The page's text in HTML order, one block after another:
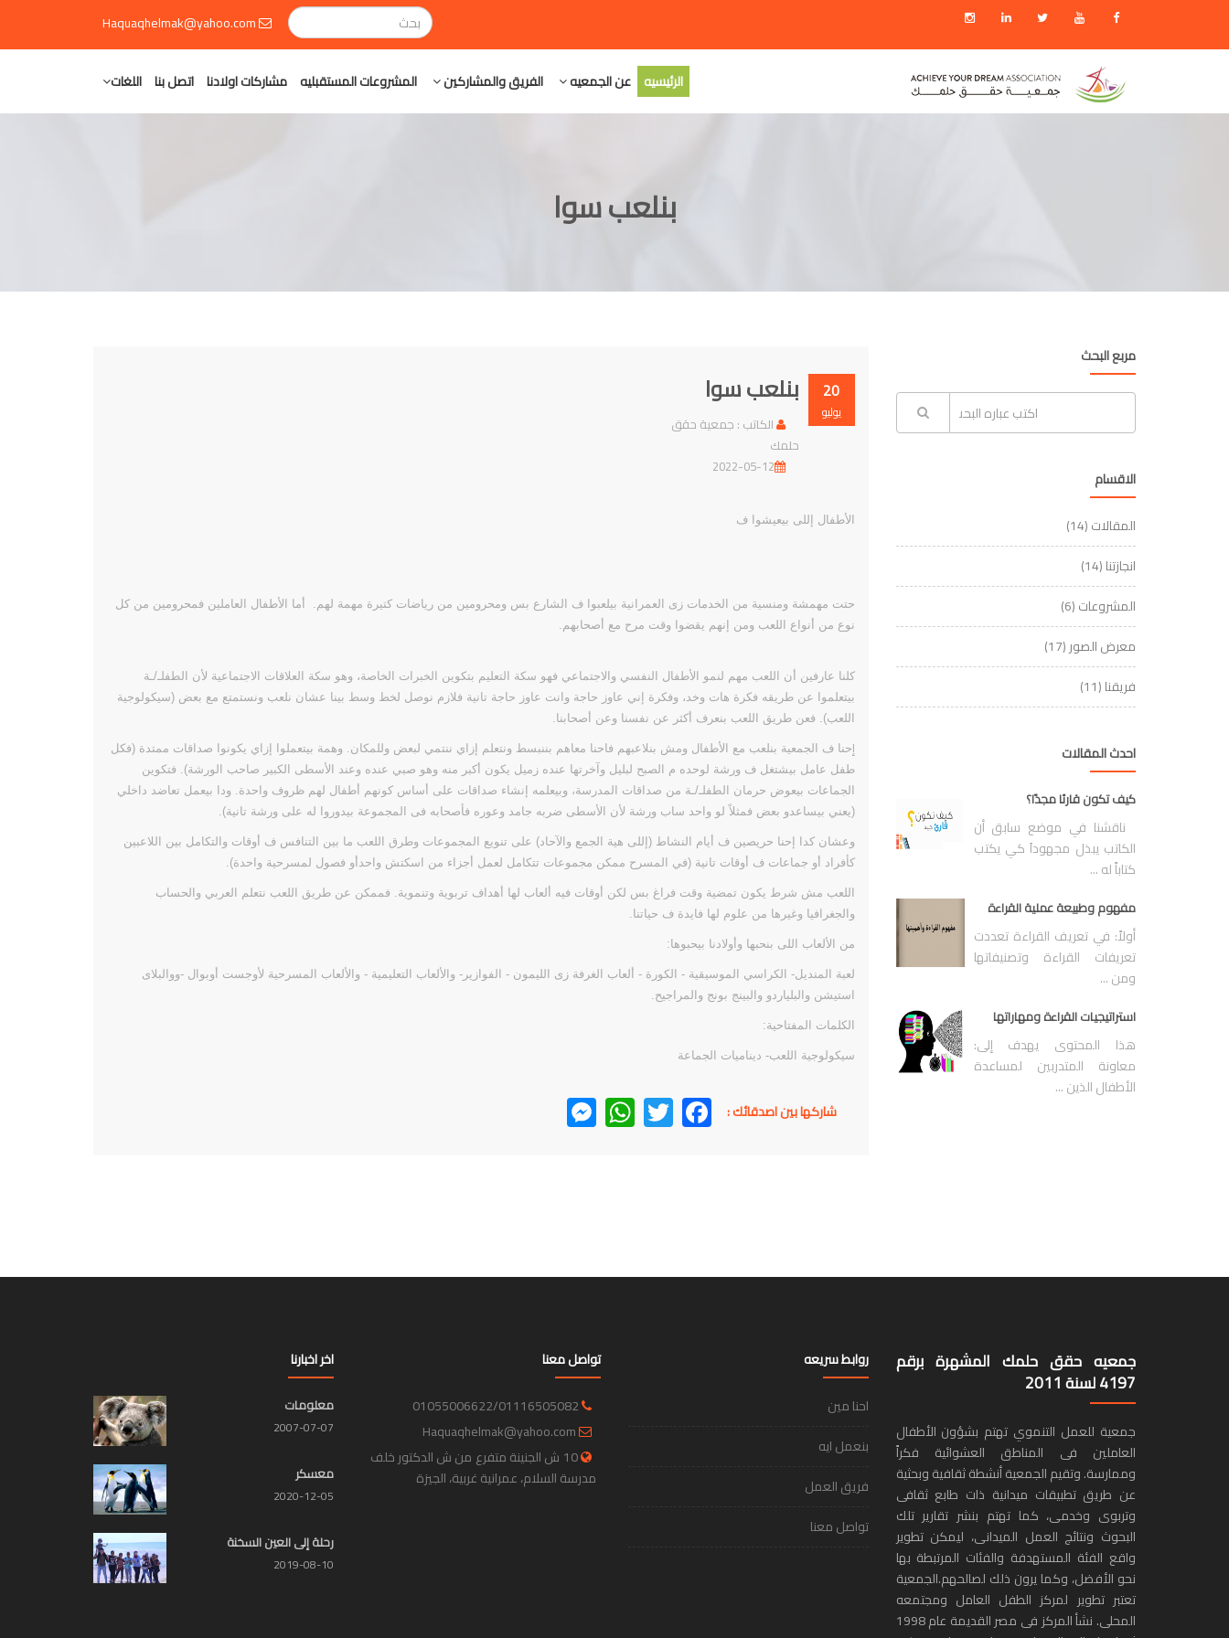
Haquaqhelmak@yahoo.com
الرئيسيه عن الجمعيه الفريق والمشاركين المشروعات المستقبليه مشاركات اولادنا اتصل بنا اللغات
بنلعب سوا
مربع البحث
الاقسام
المقالات(14)
انجازتنا(14)
المشروعات(6)
معرض الصور(17)
فريقنا(11)
احدث المقالات
كيف تكون قارئا مجدًا؟
ناقشنا في موضع سابق أن
الكاتب يبذل مجهوداَ كي يكتب
كتاباً له ...
مفهوم وطبيعة عملية القراءة
أولاً: في تعريف القراءة تعددت
تعريفات القراءة وتصنيفاتها
ومن ...
استراتيجيات القراءة ومهاراتها
هذا المحتوى يهدف إلى:
معاونة المتدربين لمساعدة
الأطفال الذين ...
20
يوليو
بنلعب سوا
الكاتب : جمعية حقق
حلمك
2022-05-12
الأطفال إللى بيعيشوا ف
حتت مهمشة ومنسية من الخدمات زى العمرانية بيلعبوا ف الشارع بس ومحرومين من رياضات كتيرة مهمة لهم. أما الأطفال العاملين فمحرومين من كل
نوع من أنواع اللعب ومن إنهم يقضوا وقت مرح مع أصحابهم.
كلنا عارفين أن اللعب مهم لنمو الأطفال النفسي والاجتماعي فهو سكة التعليم بتكوين الخبرات الخاصة، وهو سكة العلاقات الاجتماعية لأن الطفلـ/ـة
بيتعلموا عن طريقه فكرة هات وخد، وفكرة إني عاوز حاجة وانت عاوز حاجة تانية فلازم نوصل لخط وسط بينا عشان نلعب ونستمتع مع بعض (سيكولوجية
اللعب). فعن طريق اللعب بنعرف أكثر عن نفسنا وعن أصحابنا.
إحنا ف الجمعية بنلعب مع الأطفال ومش بنلاعبهم فاحنا معاهم بننبسط ونتعلم إزاي ننتمي لبعض وللمكان. وهمة بيتعملوا إزاي يكونوا صداقات ممتدة (فكل
طفل عامل بيشتغل ف ورشة لوحده م الصبح لبليل وآخرتها عنده زميل يكون أكبر منه وهو صبي عنده وعند الأسطى الكبير صاحب الورشة). فتكوين
لجماعات بيعوض حرمان الطفلـ/ـة من صداقات المدرسة، وبيعلمه إنشاء صداقات على أساس كونهم أطفال لهم ظروف واحدة. ودا بيعمل تعاضد داخلي
(يعني بيساعدو بعض فمثلاً لو واحد ساب ورشة لأن الأسطى ضربه جامد وعوره فأصحابه فى المجموعة بيدوروا له على ورشة تانية).
وعشان كدا إحنا حريصين ف أيام النشاط (إللى هية الجمع والآحاد) على تنويع المجموعات وطرق اللعب ما بين التنافس ف أوقات والتكامل بين اللاعبين
كأفراد أو جماعات ف أوقات تانية (في المسرح ممكن مجموعات تتكامل لعمل أجزاء من اسكتش واحدأو فصول لمسرحية واحدة).
اللعب مش شرط يكون تمضية وقت فراغ بس لكن أوقات فيه ألعاب لها أهداف تربوية وتنموية. فممكن عن طريق اللعب نتعلم العربي والحساب
والجغرافيا وغيرها من علوم لها فايدة ف حياتنا.
من الألعاب اللى بنحبها وأولادنا بيحبوها:
لعبة المنديل- الكراسي الموسيقية - الكورة - ألعاب الغرفة زى الليمون - الفوازير- والألعاب التعليمية - والألعاب المسرحية لأوجست أوبوال -ووالبلاى
استيشن والبلياردو والبينج بونج والمراجيح.
الكلمات المفتاحية:
سيكولوجية اللعب- ديناميات الجماعة
شاركها بين اصدقائك : Facebook
Twitter
WhatsApp
Messenger
جمعيه حقق حلمك المشهرة برقم
4197 لسنة 2011
جمعية للعمل التنموي تهتم بشؤون الأطفال
العاملين فى المناطق العشوائية فكراً
وممارسة. وتقيم الجمعية أنشطة ثقافية وبحثية
عن طريق تطبيقات ميدانية ذات طابع ثقافى
وتربوى وخدمى، كما تهتم بنشر تقارير تلك
البحوث ونتائج العمل الميدانى، ليمكن تطوير
واقع الفئة المستهدفة والفئات المرتبطة بها
نحو الأفضل، وكما يرون ذلك لصالحهم.الجمعية
تعتبر تطوير لمركز الطفل العامل ومجتمعه
المحلى. نشأ المركز فى مصر القديمة عام 1998
روابط سريعه
احنا مين
بنعمل ايه
فريق العمل
تواصل معنا
تواصل معنا
01055006622/01116505082
Haquaqhelmak@yahoo.com
10 ش الجنينة متفرع من ش الدكتور خلف
مدرسة السلام، عمرانية غربية، الجيزة
اخر اخبارنا
معلومات
2007-07-07
معسكر
2020-12-05
رحلة إلى العين السخنة
2019-08-10